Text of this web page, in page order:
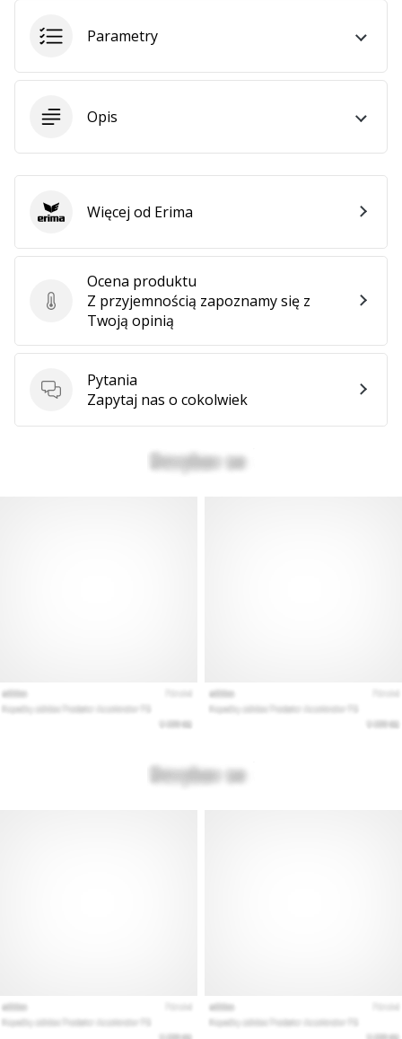
Parametry
Opis
Ocena produktu
Ocena produktu
Z przyjemnością zapoznamy się z
Twoją opinią
Pytania
Pytania
Zapytaj nas o cokolwiek
Erima Więcej od Erima